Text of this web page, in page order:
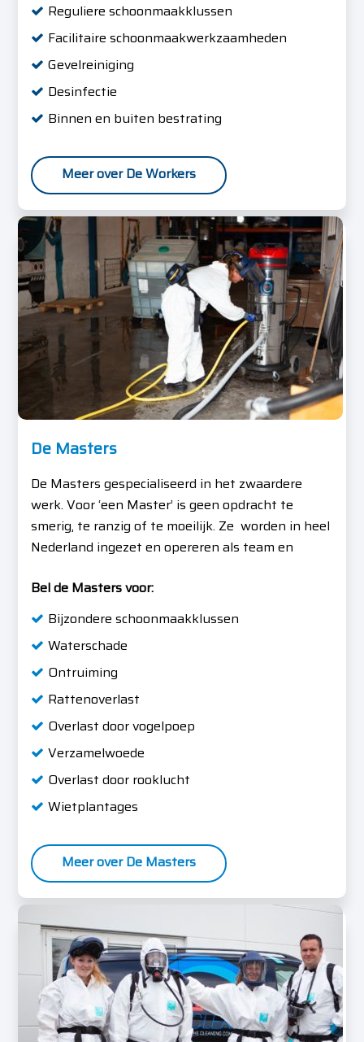
Reguliere schoonmaakklussen
Facilitaire schoonmaakwerkzaamheden
Gevelreiniging
Desinfectie
Binnen en buiten bestrating
Meer over De Workers
De Masters
De Masters gespecialiseerd in het zwaardere
werk. Voor ‘een Master’ is geen opdracht te
smerig, te ranzig of te moeilijk. Ze worden in heel
Nederland ingezet en opereren als team en
Bel de Masters voor:
Bijzondere schoonmaakklussen
Waterschade
Ontruiming
Rattenoverlast
Overlast door vogelpoep
Verzamelwoede
Overlast door rooklucht
Wietplantages
Meer over De Masters